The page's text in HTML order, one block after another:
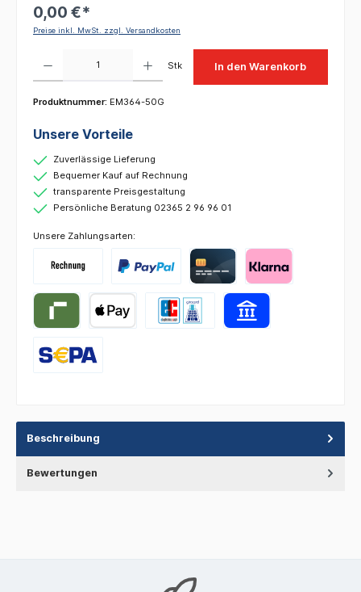
0,00 €*
Preise inkl. MwSt. zzgl. Versandkosten
Stk In den Warenkorb
Produktnummer: EM364-50G
Unsere Vorteile
Zuverlässige Lieferung
Bequemer Kauf auf Rechnung
transparente Preisgestaltung
Persönliche Beratung 02365 2 96 96 01
Unsere Zahlungsarten:
Beschreibung
Bewertungen